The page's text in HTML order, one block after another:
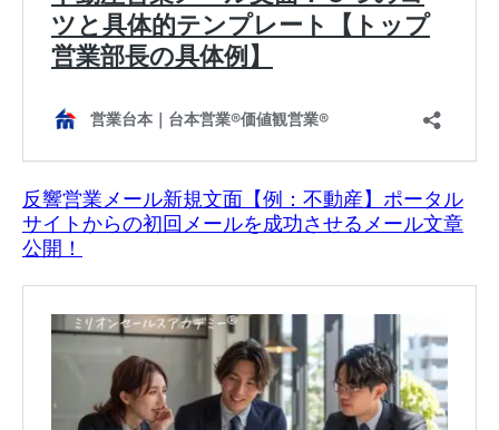
反響営業メール新規文面【例：不動産】ポータル
サイトからの初回メールを成功させるメール文章
公開！